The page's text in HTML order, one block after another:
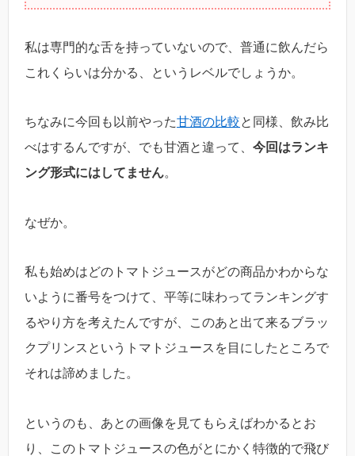
私は専門的な舌を持っていないので、普通に飲んだら
これくらいは分かる、というレベルでしょうか。
ちなみに今回も以前やった甘酒の比較と同様、飲み比
べはするんですが、でも甘酒と違って、 今回はランキ
ング形式にはしてません。
なぜか。
私も始めはどのトマトジュースがどの商品かわからな
いように番号をつけて、平等に味わってランキングす
るやり方を考えたんですが、このあと出て来るブラッ
クプリンスというトマトジュースを目にしたところで
それは諦めました。
というのも、あとの画像を見てもらえばわかるとお
り、このトマトジュースの色がとにかく特徴的で飛び